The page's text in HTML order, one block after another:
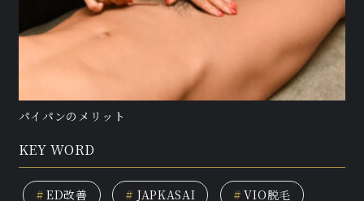
パイパンのメリット
KEY WORD
# ED改善 # JAPKASAI # VIO脱毛